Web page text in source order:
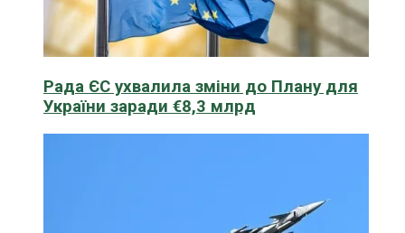
Рада ЄС ухвалила зміни до Плану для
України заради €8,3 млрд